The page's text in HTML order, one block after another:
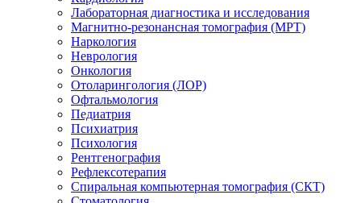
Лабораторная диагностика и исследования
Магнитно-резонансная томография (МРТ)
Наркология
Неврология
Онкология
Отоларингология (ЛОР)
Офтальмология
Педиатрия
Психиатрия
Психология
Рентгенография
Рефлексотерапия
Спиральная компьютерная томография (СКТ)